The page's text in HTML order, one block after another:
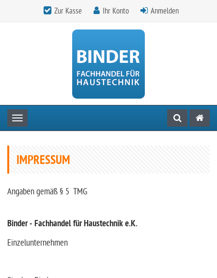
Zur Kasse Ihr Konto Anmelden
Toggle navigation
IMPRESSUM
Angaben gemäß § 5 TMG
Binder - Fachhandel für Haustechnik e.K.
Einzelunternehmen